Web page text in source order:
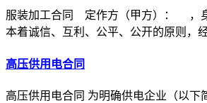
服装加工合同 定作方（甲方）： ，
本着诚信、互利、公平、公开的原则，
高压供用电合同
高压供用电合同 为明确供电企业（以